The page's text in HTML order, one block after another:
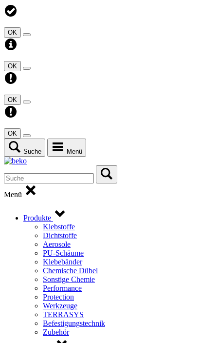
OK
OK
OK
OK
Suche Menü
Menü
Produkte
Klebstoffe
Dichtstoffe
Aerosole
PU-Schäume
Klebebänder
Chemische Dübel
Sonstige Chemie
Performance
Protection
Werkzeuge
TERRASYS
Befestigungstechnik
Zubehör